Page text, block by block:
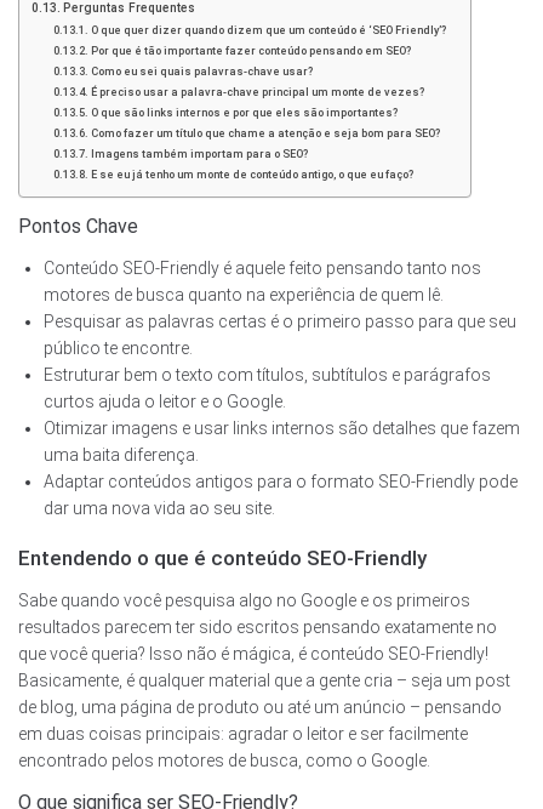
Perguntas Frequentes
O que quer dizer quando dizem que um conteúdo é ‘SEO Friendly’?
Por que é tão importante fazer conteúdo pensando em SEO?
Como eu sei quais palavras-chave usar?
É preciso usar a palavra-chave principal um monte de vezes?
O que são links internos e por que eles são importantes?
Como fazer um título que chame a atenção e seja bom para SEO?
Imagens também importam para o SEO?
E se eu já tenho um monte de conteúdo antigo, o que eu faço?
Pontos Chave
Conteúdo SEO-Friendly é aquele feito pensando tanto nos
motores de busca quanto na experiência de quem lê.
Pesquisar as palavras certas é o primeiro passo para que seu
público te encontre.
Estruturar bem o texto com títulos, subtítulos e parágrafos
curtos ajuda o leitor e o Google.
Otimizar imagens e usar links internos são detalhes que fazem
uma baita diferença.
Adaptar conteúdos antigos para o formato SEO-Friendly pode
dar uma nova vida ao seu site.
Entendendo o que é conteúdo SEO-Friendly
Sabe quando você pesquisa algo no Google e os primeiros
resultados parecem ter sido escritos pensando exatamente no
que você queria? Isso não é mágica, é conteúdo SEO-Friendly!
Basicamente, é qualquer material que a gente cria – seja um post
de blog, uma página de produto ou até um anúncio – pensando
em duas coisas principais: agradar o leitor e ser facilmente
encontrado pelos motores de busca, como o Google.
O que significa ser SEO-Friendly?